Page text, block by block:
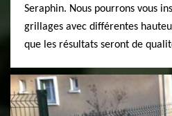
Seraphin. Nous pourrons vous
grillages avec différentes
que les résultats seront de